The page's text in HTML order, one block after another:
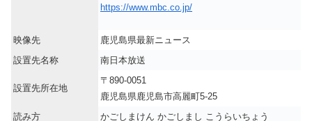
https://www.mbc.co.jp/
映像先
鹿児島県最新ニュース
設置先名称
南日本放送
設置先所在地
〒890-0051
鹿児島県鹿児島市高麗町5-25
読み方
かごしまけん かごしまし こうらいちょう